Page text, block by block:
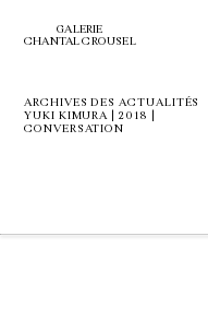
GALERIE
CHANTAL CROUSEL
ARCHIVES DES ACTUALITÉS
YUKI KIMURA | 2018 |
CONVERSATION